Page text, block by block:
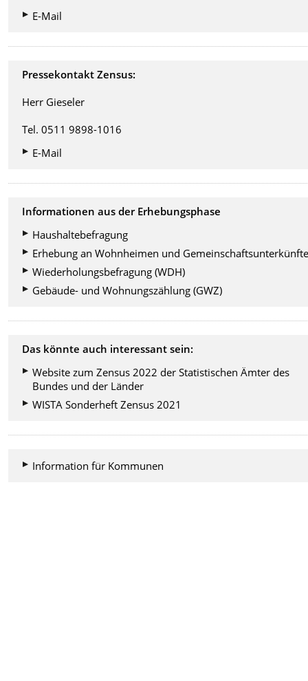
E-Mail
Pressekontakt Zensus:
Herr Gieseler
Tel. 0511 9898-1016
E-Mail
Informationen aus der Erhebungsphase
Haushaltebefragung
Erhebung an Wohnheimen und
Wiederholungsbefragung (WDH)
Gebäude- und Wohnungszählung (GWZ)
Das könnte auch interessant sein:
Website zum Zensus 2022 der Statistischen Ämter des
Bundes und der Länder
WISTA Sonderheft Zensus 2021
Information für Kommunen